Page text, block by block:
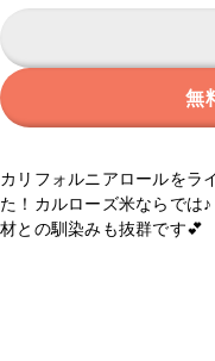
無
カリフォルニアロールをラ
た！カルローズ米ならでは
材との馴染みも抜群です💕